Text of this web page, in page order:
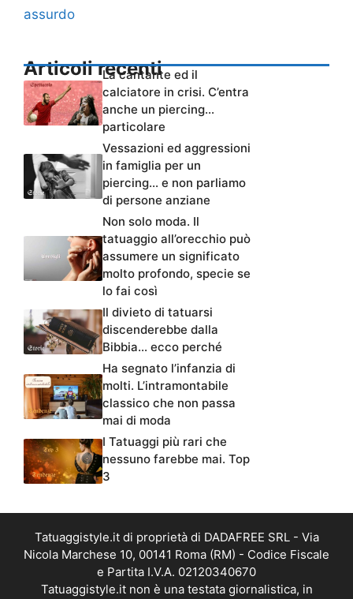
assurdo
Articoli recenti
La cantante ed il
calciatore in crisi. C’entra
anche un piercing…
particolare
Vessazioni ed aggressioni
in famiglia per un
piercing… e non parliamo
di persone anziane
Non solo moda. Il
tatuaggio all’orecchio può
assumere un significato
molto profondo, specie se
lo fai così
Il divieto di tatuarsi
discenderebbe dalla
Bibbia… ecco perché
Ha segnato l’infanzia di
molti. L’intramontabile
classico che non passa
mai di moda
I Tatuaggi più rari che
nessuno farebbe mai. Top
3
Tatuaggistyle.it di proprietà di DADAFREE SRL - Via
Nicola Marchese 10, 00141 Roma (RM) - Codice Fiscale
e Partita I.V.A. 02120340670
Tatuaggistyle.it non è una testata giornalistica, in